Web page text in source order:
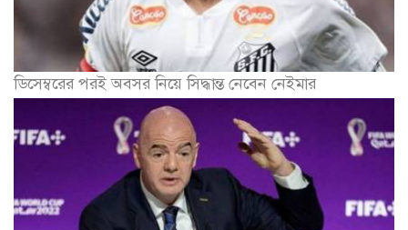
ডিসেম্বরের পরই অবসর নিয়ে সিদ্ধান্ত নেবেন নেইমার